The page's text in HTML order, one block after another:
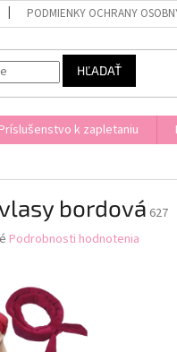
PODMIENKY OCHRANY
HĽADAŤ
Príslušenstvo k zapletaniu
bordová 627
Podrobnosti hodnotenia